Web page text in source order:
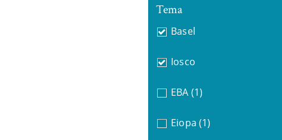
Tema
Basel
Iosco
EBA (1)
Eiopa (1)